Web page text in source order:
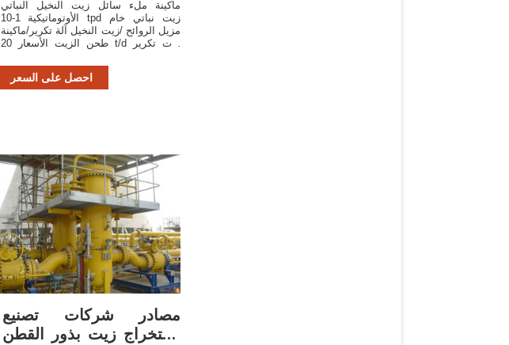
ماكينة ملء سائل زيت النخيل النباتي
الأوتوماتيكية 1-10 tpd زيت نباتي خام
مزيل الروائح /زيت النخيل آلة تكرير/ماكينة
طحن الزيت الأسعار 20 t/d آلات تكرير
احصل على السعر
مصادر شركات تصنيع
استخراج زيت بذور القطن